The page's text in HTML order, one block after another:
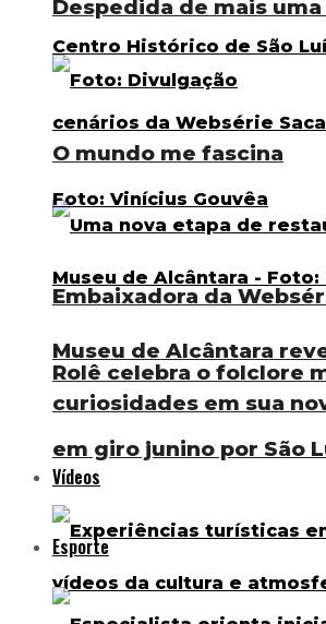
Despedida de mais
O mundo me fascina
Museu de Alcântara
curiosidades em sua
Vídeos
Embaixadora da
Rolê celebra o folclore
em giro junino por São
Esporte